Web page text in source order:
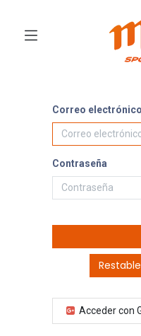
Correo electrónico
Contraseña
Acceder con